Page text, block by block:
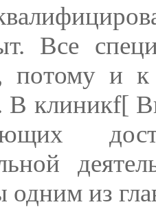
Все
потому и
В клиникf[
из